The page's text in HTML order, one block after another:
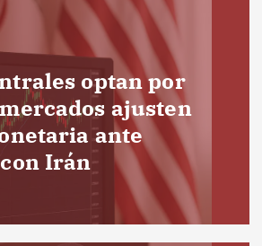
optan por
ajusten
ante
Irán